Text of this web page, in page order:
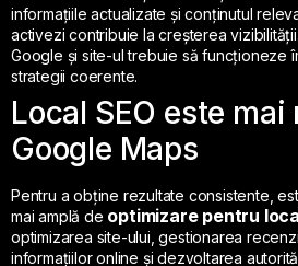
informațiile actualizate și conținutul
activezi contribuie la creșterea
Google și site-ul trebuie să funcționeze
strategii coerente.
Local SEO este
Google Maps
Pentru a obține rezultate consistente,
mai amplă de optimizare pentru
optimizarea site-ului, gestionarea
informațiilor online și dezvoltarea